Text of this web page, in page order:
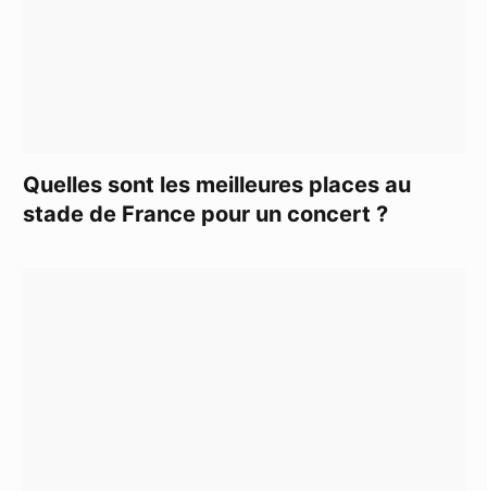
Quelles sont les meilleures places au
stade de France pour un concert ?